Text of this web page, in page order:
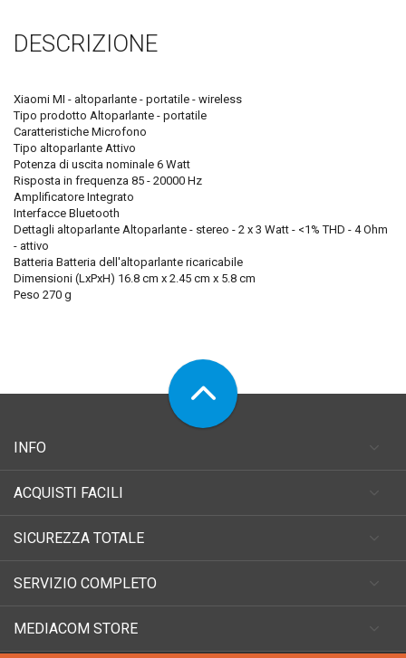
DESCRIZIONE
Xiaomi MI - altoparlante - portatile - wireless
Tipo prodotto Altoparlante - portatile
Caratteristiche Microfono
Tipo altoparlante Attivo
Potenza di uscita nominale 6 Watt
Risposta in frequenza 85 - 20000 Hz
Amplificatore Integrato
Interfacce Bluetooth
Dettagli altoparlante Altoparlante - stereo - 2 x 3 Watt - <1% THD - 4 Ohm
- attivo
Batteria Batteria dell'altoparlante ricaricabile
Dimensioni (LxPxH) 16.8 cm x 2.45 cm x 5.8 cm
Peso 270 g
INFO
ACQUISTI FACILI
SICUREZZA TOTALE
SERVIZIO COMPLETO
MEDIACOM STORE